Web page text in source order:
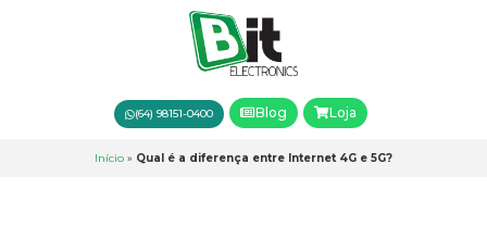
(64) 98151-0400 Blog Loja
Início » Qual é a diferença entre Internet 4G e 5G?